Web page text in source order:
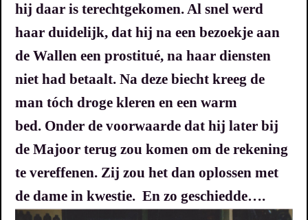
hij daar is terechtgekomen. Al snel werd
haar duidelijk, dat hij na een bezoekje aan
de Wallen een prostitué, na haar diensten
niet had betaalt. Na deze biecht kreeg de
man tóch droge kleren en een warm
bed. Onder de voorwaarde dat hij later bij
de Majoor terug zou komen om de rekening
te vereffenen. Zij zou het dan oplossen met
de dame in kwestie. En zo geschiedde….